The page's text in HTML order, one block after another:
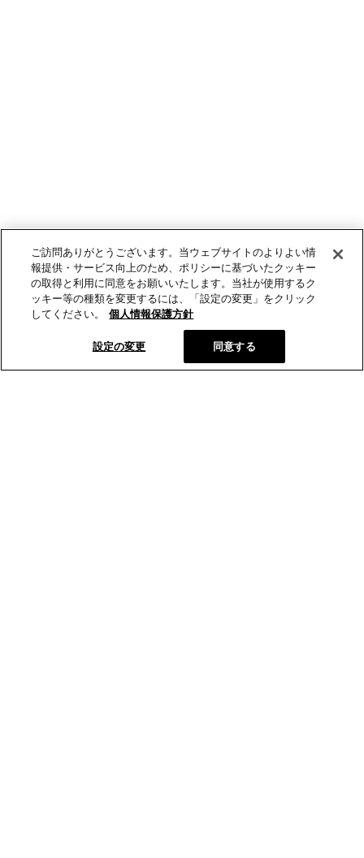
ご訪問ありがとうございます。当ウェブサイトのよりよい情
報提供・サービス向上のため、ポリシーに基づいたクッキー
の取得と利用に同意をお願いいたします。当社が使用するク
ッキー等の種類を変更するには、「設定の変更」をクリック
してください。
個人情報保護方針
設定の変更 同意する